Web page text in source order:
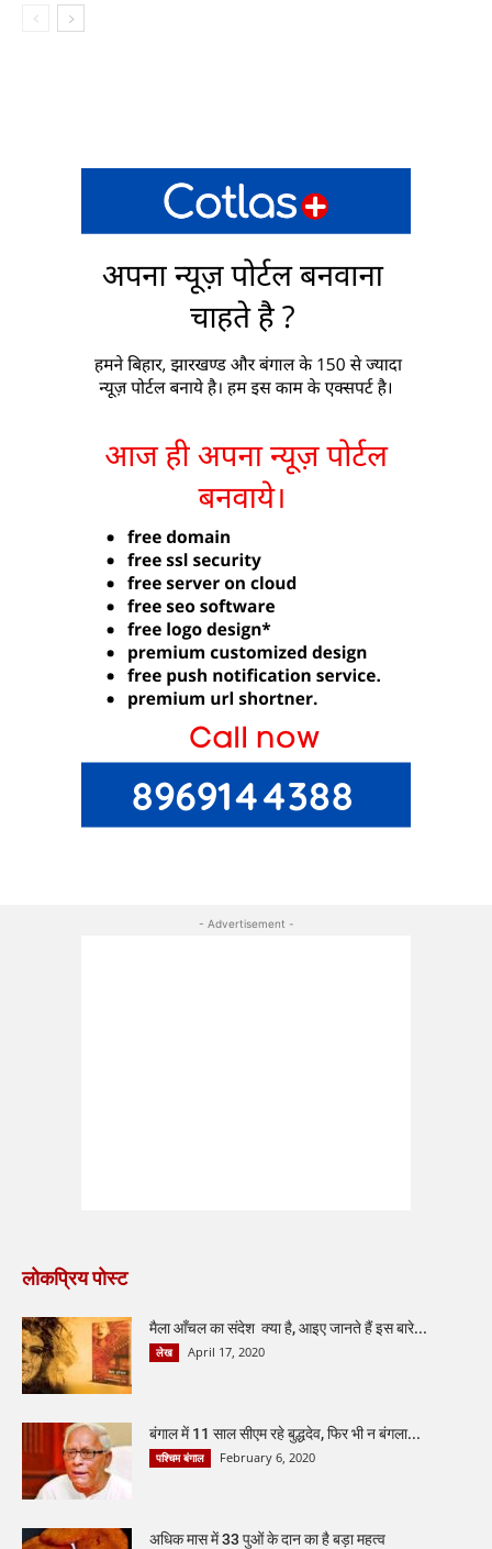
- Advertisement -
लोकप्रिय पोस्ट
मैला आँचल का संदेश क्या है, आइए जानते हैं इस बारे...
लेख April 17, 2020
बंगाल में 11 साल सीएम रहे बुद्धदेव, फिर भी न बंगला...
पश्चिम बंगाल February 6, 2020
अधिक मास में 33 पुओं के दान का है बड़ा महत्व